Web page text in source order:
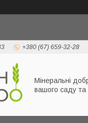
+380 (67) 659-32-28
Мінеральні
вашого саду та